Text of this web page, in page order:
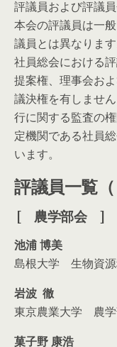
評議員および評議
本会の評議員は一
議員とは異なります
社員総会における
提案権、理事会お
議決権を有しませ
行に関する監査の
定機関である社員
います。
評議員一覧
[ 農学部会 ]
池浦 博美
島根大学 生物資
岩波 徹
東京農業大学 農
菓子野 康浩